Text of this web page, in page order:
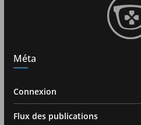
Méta
Connexion
Flux des publications